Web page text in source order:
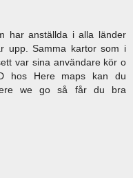
har anställda i alla länder
upp. Samma kartor som i
var sina användare kör o
hos Here maps kan du
we go så får du bra